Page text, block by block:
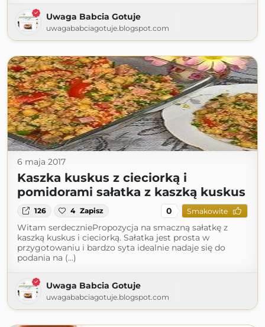
Uwaga Babcia Gotuje
uwagababciagotuje.blogspot.com
6 maja 2017
Kaszka kuskus z cieciorką i
pomidorami sałatka z kaszką kuskus
126 4 Zapisz 0 Smakowite
Witam serdeczniePropozycja na smaczną sałatkę z
kaszką kuskus i cieciorką. Sałatka jest prosta w
przygotowaniu i bardzo syta idealnie nadaje się do
podania na (...)
Uwaga Babcia Gotuje
uwagababciagotuje.blogspot.com